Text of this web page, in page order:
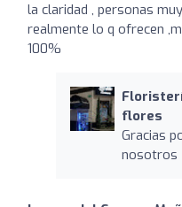
la claridad , personas
realmente lo q ofrecen
100%
flores
Gracias
nosotros